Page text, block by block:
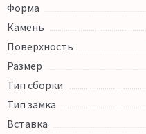
Форма
Камень
Поверхность
Размер
Тип сборки
Тип замка
Вставка